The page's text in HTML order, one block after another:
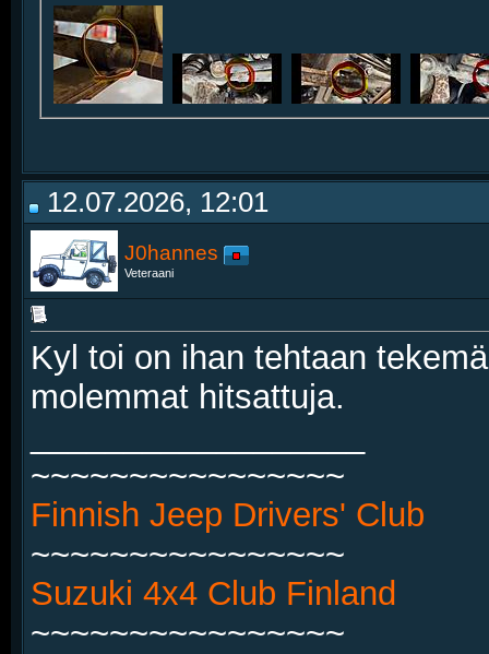
12.07.2026, 12:01
J0hannes
Veteraani
Kyl toi on ihan tehtaan
molemmat hitsattuja.
~~~~~~~~~~~~~~~~
Finnish Jeep Drivers' Club
~~~~~~~~~~~~~~~~
Suzuki 4x4 Club Finland
~~~~~~~~~~~~~~~~